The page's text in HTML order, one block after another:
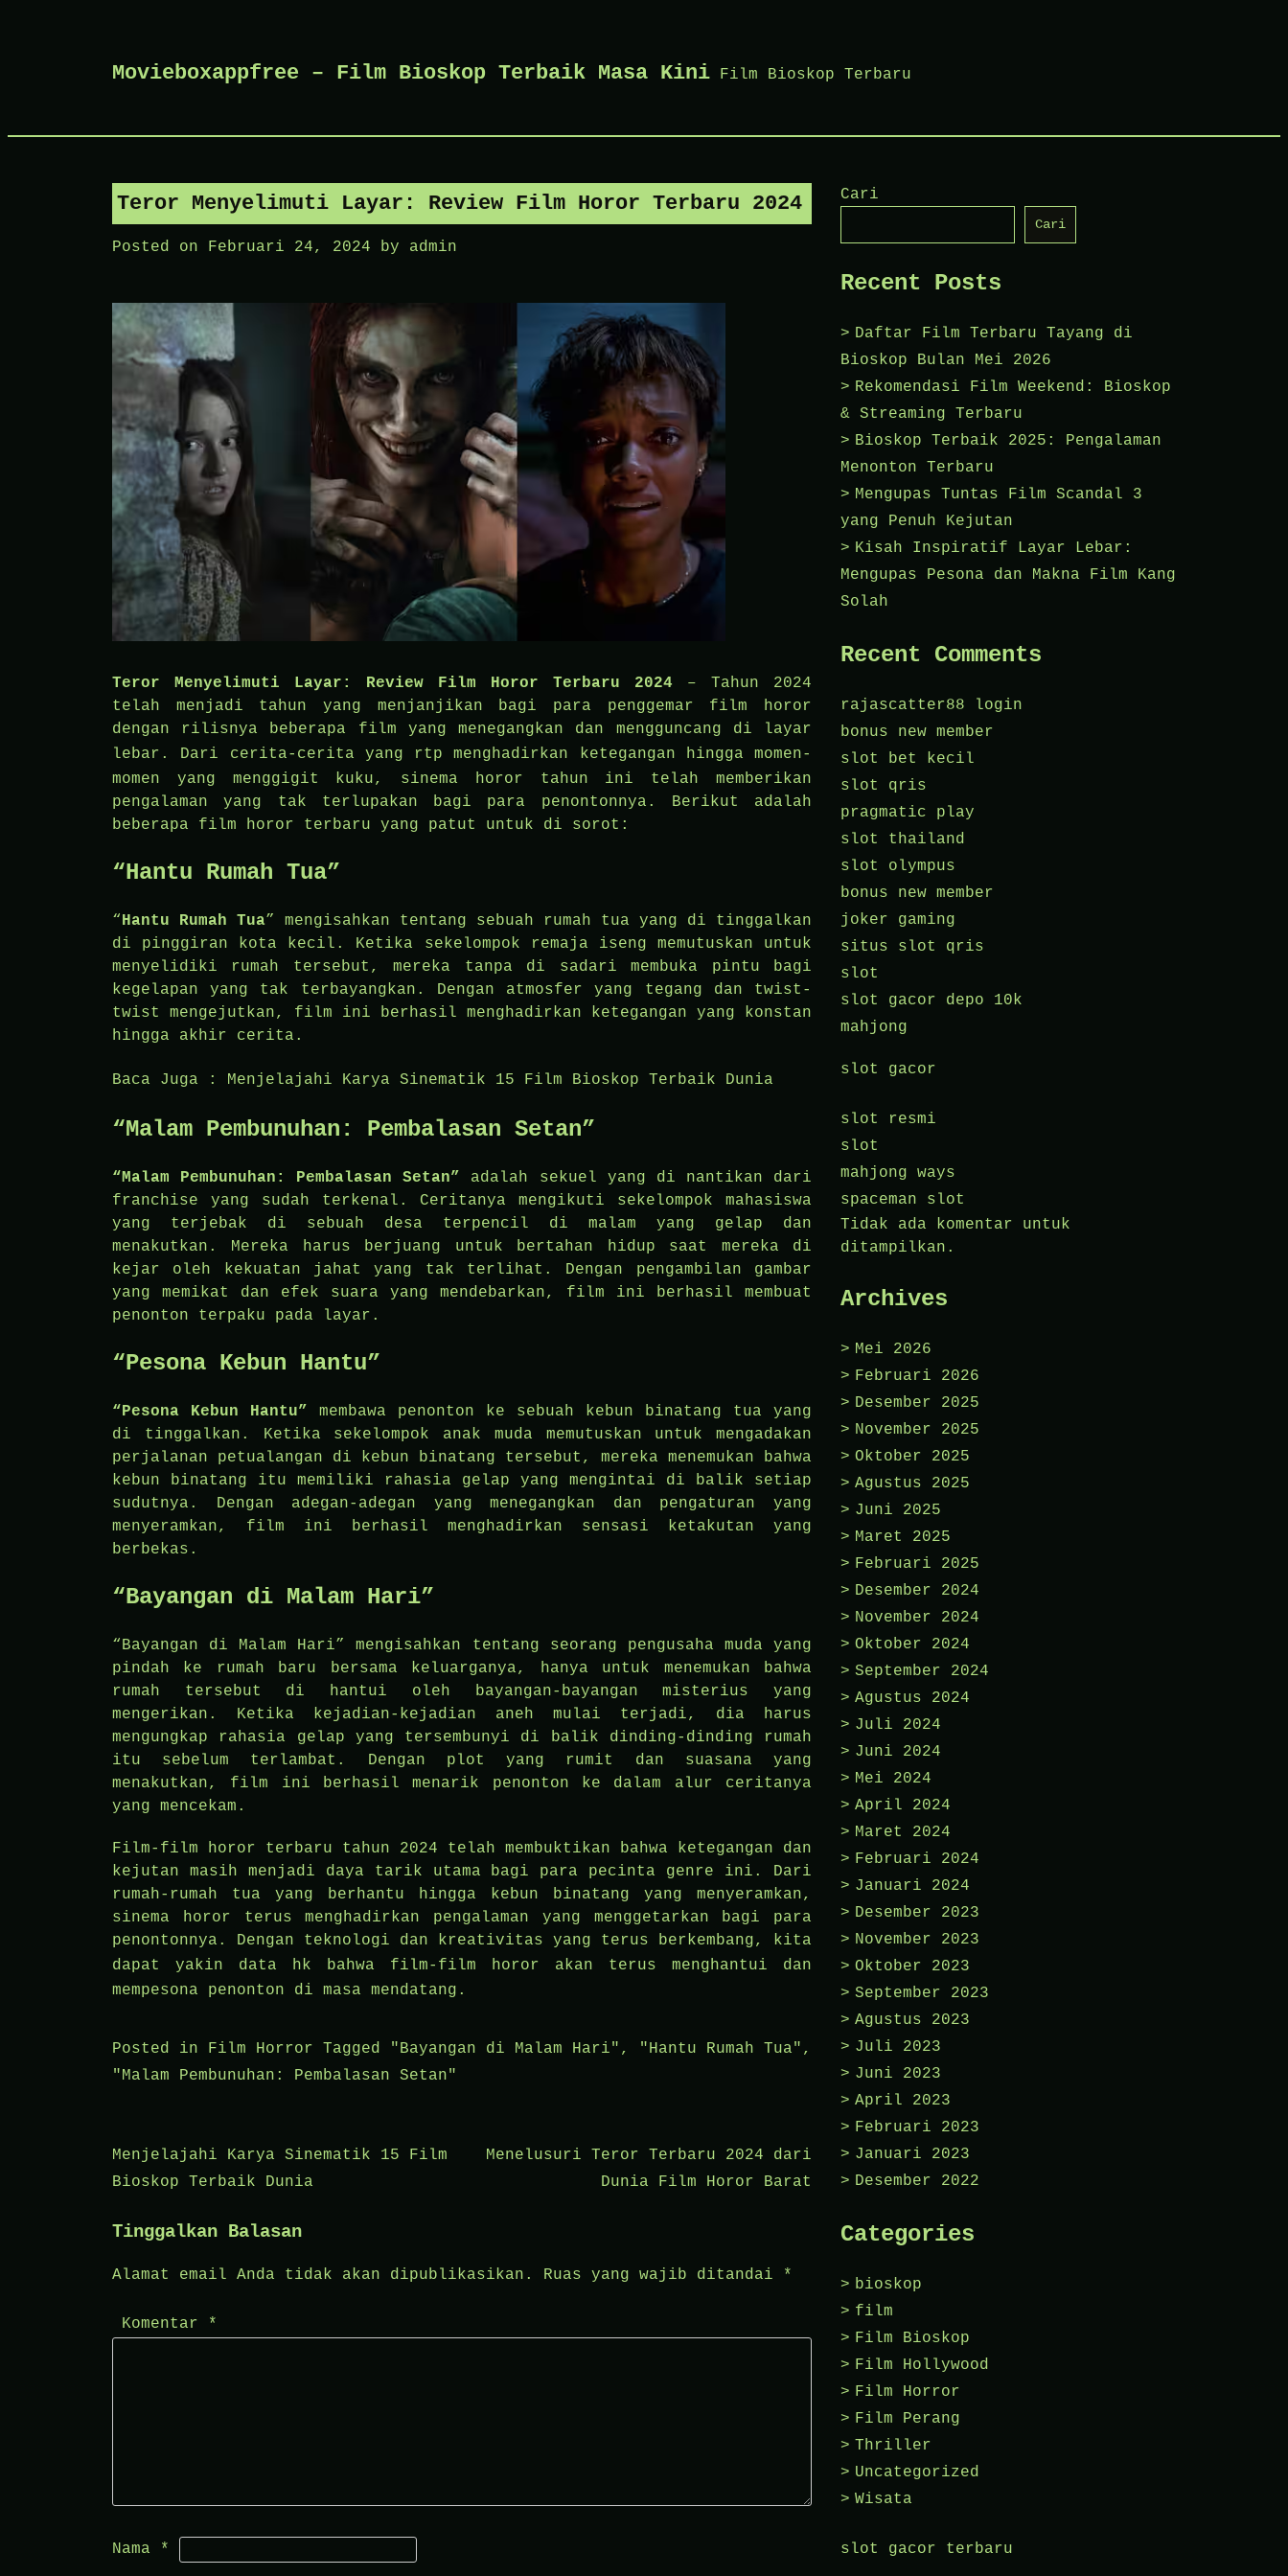
Movieboxappfree – Film Bioskop Terbaik Masa Kini Film Bioskop Terbaru
Teror Menyelimuti Layar: Review Film Horor Terbaru 2024
Posted on Februari 24, 2024 by admin
Teror Menyelimuti Layar: Review Film Horor Terbaru 2024 – Tahun 2024
telah menjadi tahun yang menjanjikan bagi para penggemar film horor
dengan rilisnya beberapa film yang menegangkan dan mengguncang di layar
lebar. Dari cerita-cerita yang
rtp menghadirkan ketegangan hingga momen-
momen yang menggigit kuku, sinema horor tahun ini telah memberikan
pengalaman yang tak terlupakan bagi para penontonnya. Berikut adalah
beberapa film horor terbaru yang patut untuk di sorot:
“Hantu Rumah Tua”
“Hantu Rumah Tua” mengisahkan tentang sebuah rumah tua yang di tinggalkan
di pinggiran kota kecil. Ketika sekelompok remaja iseng memutuskan untuk
menyelidiki rumah tersebut, mereka tanpa di sadari membuka pintu bagi
kegelapan yang tak terbayangkan. Dengan atmosfer yang tegang dan twist-
twist mengejutkan, film ini berhasil menghadirkan ketegangan yang konstan
hingga akhir cerita.
Baca Juga : Menjelajahi Karya Sinematik 15 Film Bioskop Terbaik Dunia
“Malam Pembunuhan: Pembalasan Setan”
“Malam Pembunuhan: Pembalasan Setan”
adalah sekuel yang di nantikan dari
franchise yang sudah terkenal. Ceritanya mengikuti sekelompok mahasiswa
yang terjebak di sebuah desa terpencil di malam yang gelap dan
menakutkan. Mereka harus berjuang untuk bertahan hidup saat mereka di
kejar oleh kekuatan jahat yang tak terlihat. Dengan pengambilan gambar
yang memikat dan efek suara yang mendebarkan, film ini berhasil membuat
penonton terpaku pada layar.
“Pesona Kebun Hantu”
“Pesona Kebun Hantu”
membawa penonton ke sebuah kebun binatang tua yang
di tinggalkan. Ketika sekelompok anak muda memutuskan untuk mengadakan
perjalanan petualangan di kebun binatang tersebut, mereka menemukan bahwa
kebun binatang itu memiliki rahasia gelap yang mengintai di balik setiap
sudutnya. Dengan adegan-adegan yang menegangkan dan pengaturan yang
menyeramkan, film ini berhasil menghadirkan sensasi ketakutan yang
berbekas.
“Bayangan di Malam Hari”
“Bayangan di Malam Hari” mengisahkan tentang seorang pengusaha muda yang
pindah ke rumah baru bersama keluarganya, hanya untuk menemukan bahwa
rumah tersebut di hantui oleh bayangan-bayangan misterius yang
mengerikan. Ketika kejadian-kejadian aneh mulai terjadi, dia harus
mengungkap rahasia gelap yang tersembunyi di balik dinding-dinding rumah
itu sebelum terlambat. Dengan plot yang rumit dan suasana yang
menakutkan, film ini berhasil menarik penonton ke dalam alur ceritanya
yang mencekam.
Film-film horor terbaru tahun 2024 telah membuktikan bahwa ketegangan dan
kejutan masih menjadi daya tarik utama bagi para pecinta genre ini. Dari
rumah-rumah tua yang berhantu hingga kebun binatang yang menyeramkan,
sinema horor terus menghadirkan pengalaman yang menggetarkan bagi para
penontonnya. Dengan teknologi dan kreativitas yang terus berkembang, kita
dapat yakin data hk bahwa film-film horor akan terus menghantui dan
mempesona penonton di masa mendatang.
Posted in Film Horror Tagged "Bayangan di Malam Hari" , "Hantu Rumah Tua" ,
"Malam Pembunuhan: Pembalasan Setan"
Navigasi
pos
Menjelajahi Karya Sinematik 15 Film
Bioskop Terbaik Dunia
Menelusuri Teror Terbaru 2024 dari
Dunia Film Horor Barat
Tinggalkan Balasan
Alamat email Anda tidak akan dipublikasikan. Ruas yang wajib ditandai *
Komentar *
Nama *
Cari
Cari
Recent Posts
Daftar Film Terbaru Tayang di
Bioskop Bulan Mei 2026
Rekomendasi Film Weekend: Bioskop
& Streaming Terbaru
Bioskop Terbaik 2025: Pengalaman
Menonton Terbaru
Mengupas Tuntas Film Scandal 3
yang Penuh Kejutan
Kisah Inspiratif Layar Lebar:
Mengupas Pesona dan Makna Film Kang
Solah
Recent Comments
rajascatter88 login
bonus new member
slot bet kecil
slot qris
pragmatic play
slot thailand
slot olympus
bonus new member
joker gaming
situs slot qris
slot
slot gacor depo 10k
mahjong
slot gacor
slot resmi
slot
mahjong ways
spaceman slot
Tidak ada komentar untuk
ditampilkan.
Archives
Mei 2026
Februari 2026
Desember 2025
November 2025
Oktober 2025
Agustus 2025
Juni 2025
Maret 2025
Februari 2025
Desember 2024
November 2024
Oktober 2024
September 2024
Agustus 2024
Juli 2024
Juni 2024
Mei 2024
April 2024
Maret 2024
Februari 2024
Januari 2024
Desember 2023
November 2023
Oktober 2023
September 2023
Agustus 2023
Juli 2023
Juni 2023
April 2023
Februari 2023
Januari 2023
Desember 2022
Categories
bioskop
film
Film Bioskop
Film Hollywood
Film Horror
Film Perang
Thriller
Uncategorized
Wisata
slot gacor terbaru